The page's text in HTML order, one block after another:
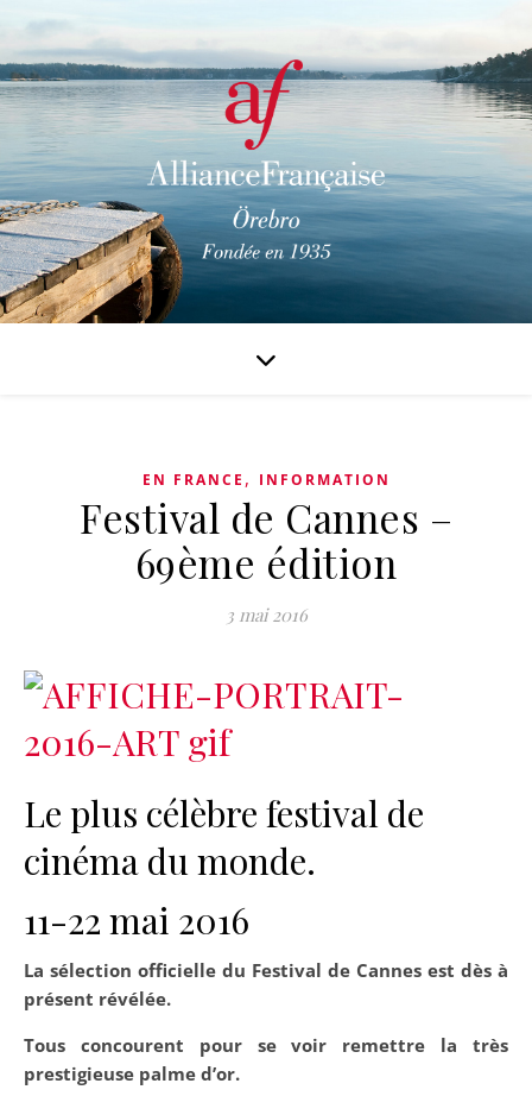
EN FRANCE , INFORMATION
Festival de Cannes –
69ème édition
3 mai 2016
Le plus célèbre festival de
cinéma du monde.
11-22 mai 2016
La sélection officielle du Festival de Cannes est dès à
présent révélée.
Tous concourent pour se voir remettre la très
prestigieuse palme d’or.